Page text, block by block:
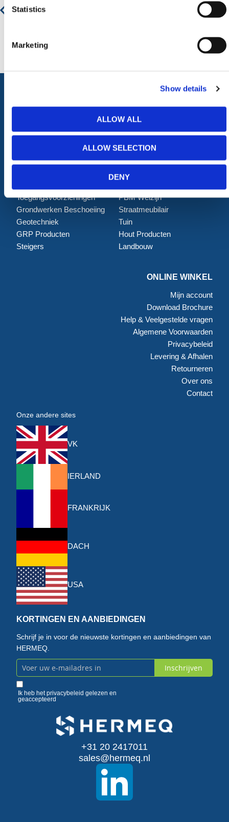
Statistics
Marketing
Show details
ALLOW ALL
ALLOW SELECTION
DENY
ALLE CATEGORIEËN
Afzettingen
Verkeer en Veiligheid
Tijdelijke Hekwerken
Toegangsvoorzieningen
Grondwerken Beschoeiing
Geotechniek
GRP Producten
Steigers
Tillen en Transport
Bouw
Zagen en Boren
Afval en absorptiemateriaal
PBM Welzijn
Straatmeubilair
Tuin
Hout Producten
Landbouw
ONLINE WINKEL
Mijn account
Download Brochure
Help & Veelgestelde vragen
Algemene Voorwaarden
Privacybeleid
Levering & Afhalen
Retourneren
Over ons
Contact
Onze andere sites
VK
IERLAND
FRANKRIJK
DACH
USA
KORTINGEN EN AANBIEDINGEN
Schrijf je in voor de nieuwste kortingen en aanbiedingen van
HERMEQ.
Abonneer
u
Inschrijven
Ik heb hetprivacybeleid gelezen en
geaccepteerd
+31 20 2417011
sales@hermeq.nl